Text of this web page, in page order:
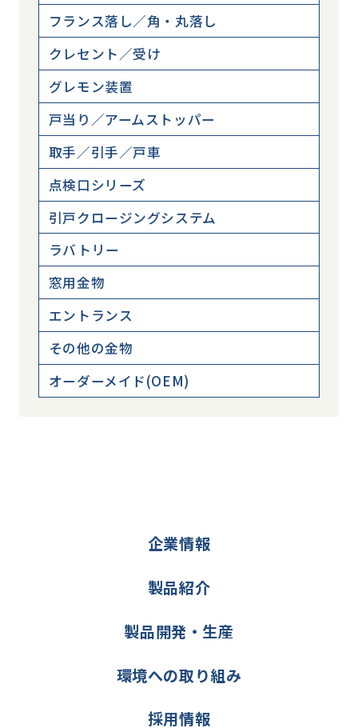
フランス落し／角・丸落し
クレセント／受け
グレモン装置
戸当り／アームストッパー
取手／引手／戸車
点検口シリーズ
引戸クロージングシステム
ラバトリー
窓用金物
エントランス
その他の金物
オーダーメイド(OEM)
企業情報
製品紹介
製品開発・生産
環境への取り組み
採用情報